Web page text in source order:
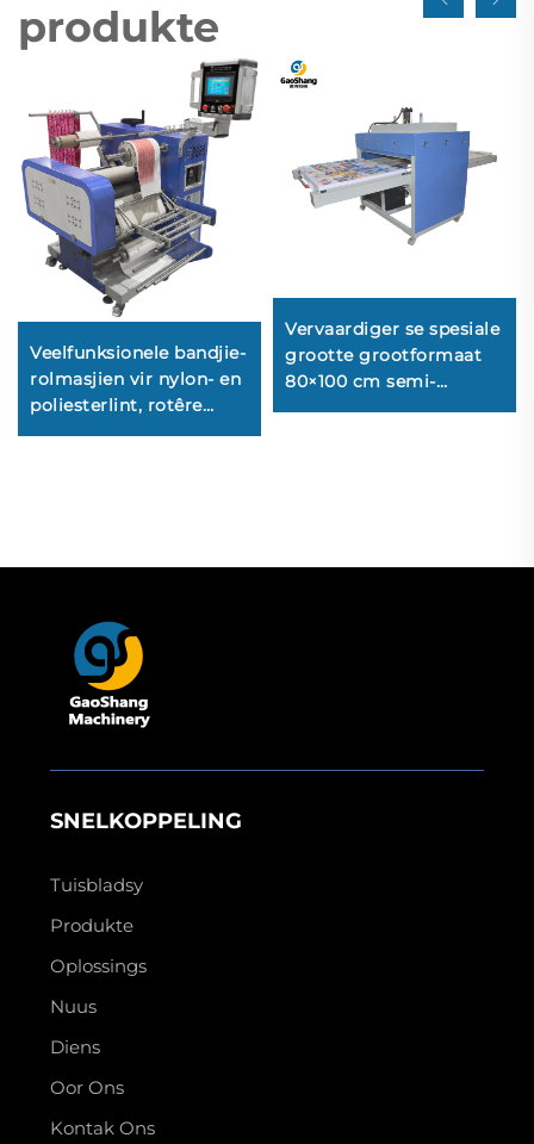
produkte
Veelfunksionele bandjie-
rolmasjien vir nylon- en
poliesterlint, rotêre
sublimasie-oordrag-,
Vervaardiger se spesiale
grootte grootformaat
80×100 cm semi-
outomatiese hidrouliese
SNELKOPPELING
Tuisbladsy
Produkte
Oplossings
Nuus
Diens
Oor Ons
Kontak Ons